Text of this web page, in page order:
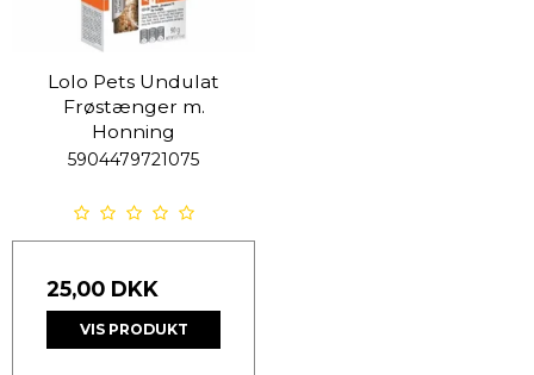
Lolo Pets Undulat
Frøstænger m.
Honning
5904479721075
25,00 DKK
VIS PRODUKT